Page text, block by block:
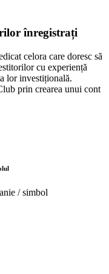
înregistrați
celora care doresc să
cu experiență
lor investițională.
prin crearea unui cont
/ simbol